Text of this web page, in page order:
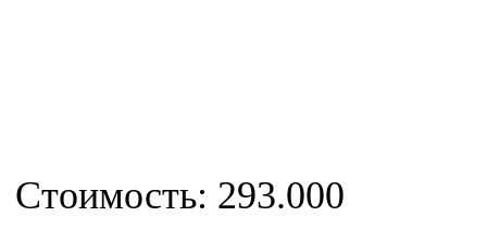
Стоимость: 293.000